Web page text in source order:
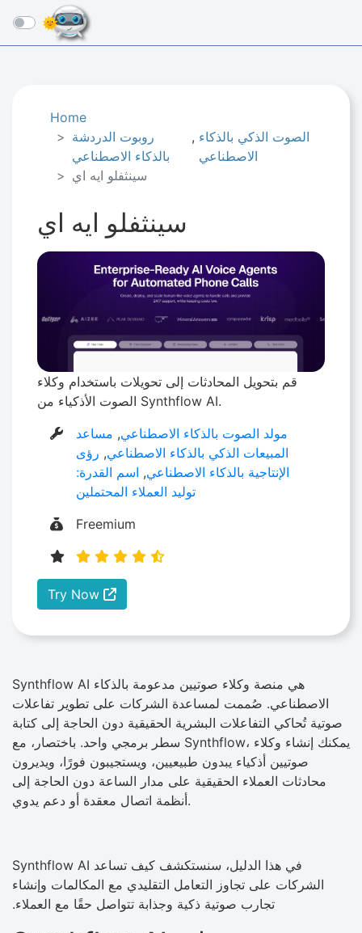
☰
Home
روبوت الدردشة
بالذكاء الاصطناعي
, الصوت الذكي بالذكاء
الاصطناعي
سينثفلو ايه اي
سينثفلو ايه اي
قم بتحويل المحادثات إلى تحويلات باستخدام وكلاء
الصوت الأذكياء من Synthflow AI.
مولد الصوت بالذكاء الاصطناعي, مساعد
المبيعات الذكي بالذكاء الاصطناعي, رؤى
الإنتاجية بالذكاء الاصطناعي, اسم القدرة:
توليد العملاء المحتملين
Freemium
Try Now
Synthflow AI هي منصة وكلاء صوتيين مدعومة بالذكاء
الاصطناعي. صُممت لمساعدة الشركات على تطوير تفاعلات
صوتية تُحاكي التفاعلات البشرية الحقيقية دون الحاجة إلى كتابة
سطر برمجي واحد. باختصار، مع Synthflow، يمكنك إنشاء وكلاء
صوتيين أذكياء يبدون طبيعيين، ويستجيبون فورًا، ويديرون
محادثات العملاء الحقيقية على مدار الساعة دون الحاجة إلى
أنظمة اتصال معقدة أو دعم يدوي.
في هذا الدليل، سنستكشف كيف تساعد Synthflow AI
الشركات على تجاوز التعامل التقليدي مع المكالمات وإنشاء
تجارب صوتية ذكية وجذابة تتواصل حقًا مع العملاء.